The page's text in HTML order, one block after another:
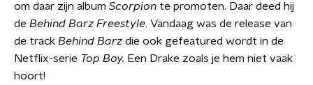
om daar zijn album Scorpion te promoten. Daar deed hij
de Behind Barz Freestyle. Vandaag was de release van
de track Behind Barz die ook gefeatured wordt in de
Netflix-serie Top Boy. Een Drake zoals je hem niet vaak
hoort!